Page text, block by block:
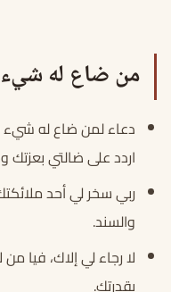
من ضاع له شيء
دعاء لمن ضاع له شيء
اردد على ضالتي
ربي سخر لي أحد
والسند.
لا رجاء لي إلاك، فيا
بقدرتك.